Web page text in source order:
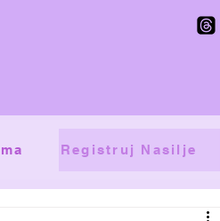
Registruj Nasilje